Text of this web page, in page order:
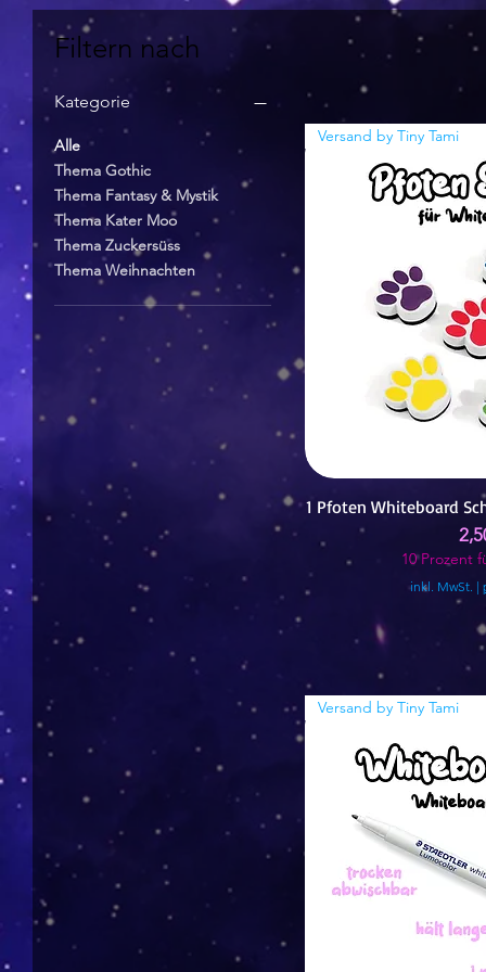
Filtern nach
Kategorie
Alle
Thema Gothic
Thema Fantasy & Mystik
Thema Kater Moo
Thema Zuckersüss
Thema Weihnachten
Versand by Tiny Tami
1 Pfoten Whiteboard
10 Prozent
inkl. MwSt. |
Versand by Tiny Tami